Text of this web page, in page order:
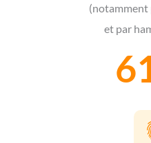
(notamment
et par